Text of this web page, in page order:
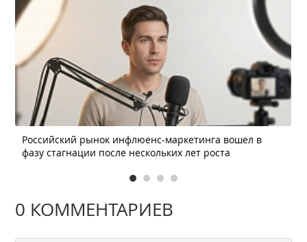
Российский рынок инфлюенс-маркетинга вошел в
фазу стагнации после нескольких лет роста
0 КОММЕНТАРИЕВ